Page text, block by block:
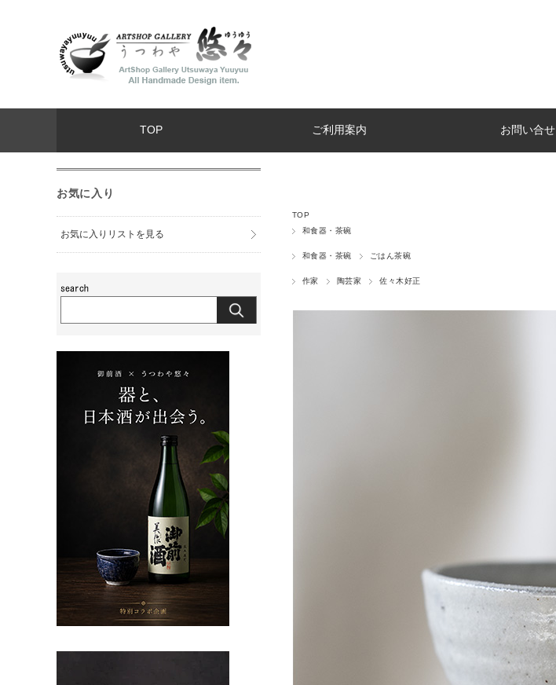
TOP ご利用案内 お問い合せ
TOP
和食器・茶碗
和食器・茶碗 ごはん茶碗
作家 陶芸家 佐々木好正
お気に入り
お気に入りリストを見る